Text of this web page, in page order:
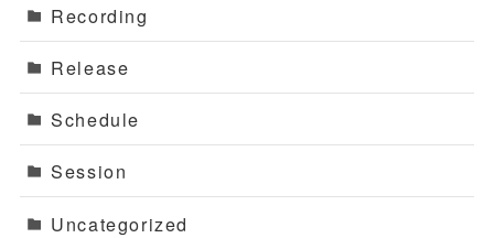
Recording
Release
Schedule
Session
Uncategorized